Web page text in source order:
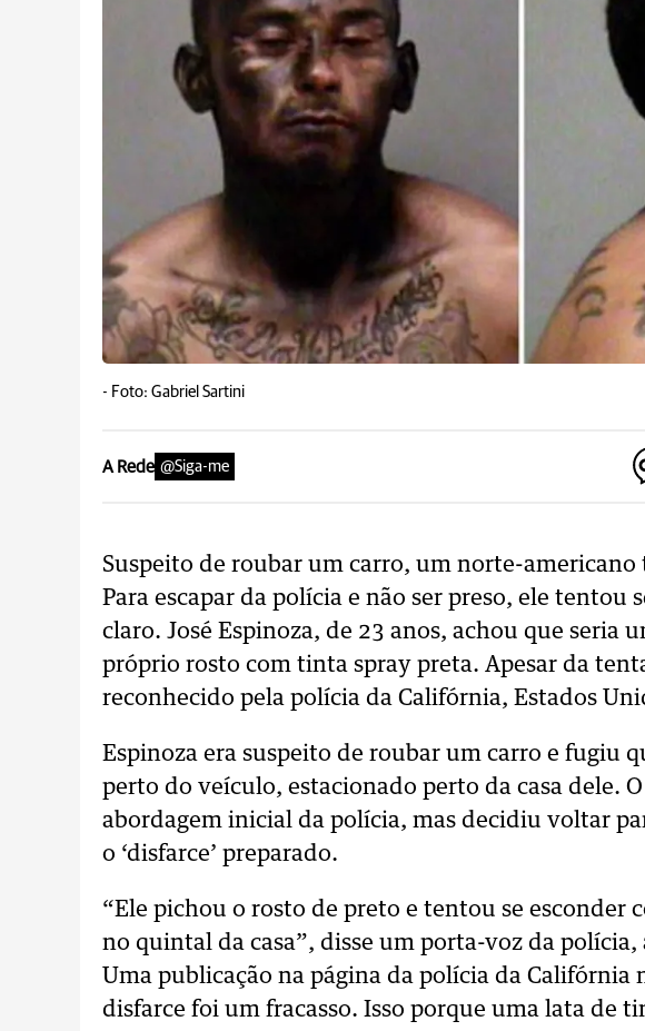
- Foto: Gabriel Sartini
A Rede @Siga-me
Suspeito de roubar um carro, um norte-americano
Para escapar da polícia e não ser preso, ele tentou
claro. José Espinoza, de 23 anos, achou que seria
próprio rosto com tinta spray preta. Apesar da
reconhecido pela polícia da Califórnia, Estados
Espinoza era suspeito de roubar um carro e fugiu
perto do veículo, estacionado perto da casa dele.
abordagem inicial da polícia, mas decidiu voltar
o ‘disfarce’ preparado.
“Ele pichou o rosto de preto e tentou se esconder
no quintal da casa”, disse um porta-voz da polícia,
Uma publicação na página da polícia da Califórnia
disfarce foi um fracasso. Isso porque uma lata de